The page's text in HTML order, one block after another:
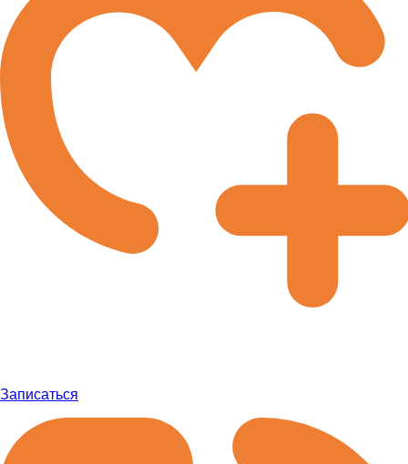
Записаться